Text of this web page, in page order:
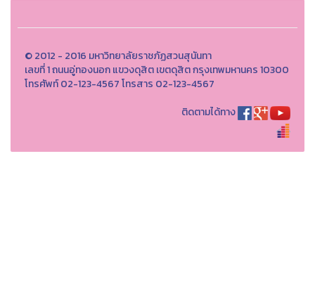
© 2012 - 2016 มหาวิทยาลัยราชภัฏสวนสุนันทา
เลขที่ 1 ถนนอู่ทองนอก แขวงดุสิต เขตดุสิต กรุงเทพมหานคร 10300
โทรศัพท์ 02-123-4567 โทรสาร 02-123-4567
ติดตามได้ทาง